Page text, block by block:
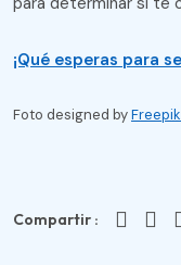
¡Qué esperas para
Foto designed byFreepik
Compartir :